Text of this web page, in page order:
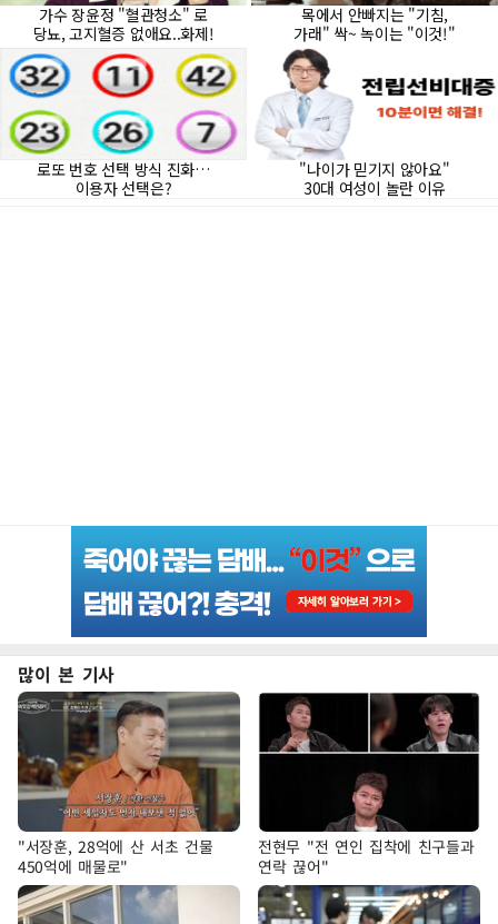
많이 본 기사
"서장훈, 28억에 산 서초 건물
450억에 매물로"
전현무 "전 연인 집착에 친구들과
연락 끊어"